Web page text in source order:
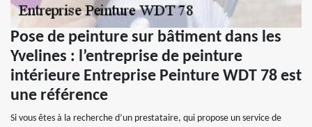
Pose de peinture sur bâtiment dans les
Yvelines : l’entreprise de peinture
intérieure Entreprise Peinture WDT 78 est
une référence
Si vous êtes à la recherche d’un prestataire, qui propose un service de